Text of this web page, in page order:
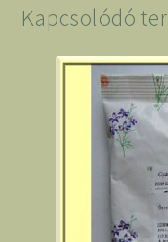
Kapcsolódó